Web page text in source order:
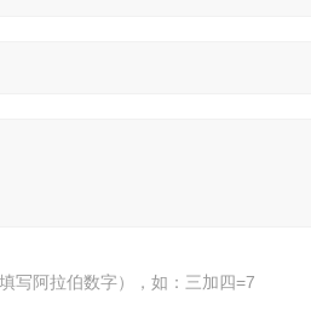
写阿拉伯数字），如：三加四=7